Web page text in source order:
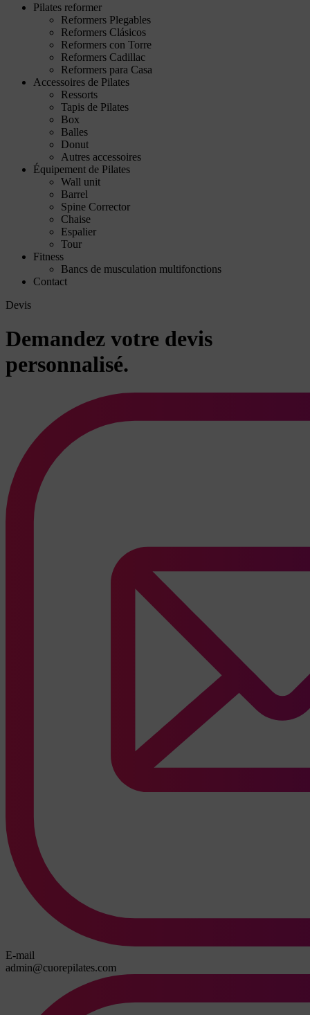
Pilates reformer
Reformers Plegables
Reformers Clásicos
Reformers con Torre
Reformers Cadillac
Reformers para Casa
Accessoires de Pilates
Ressorts
Tapis de Pilates
Box
Balles
Donut
Autres accessoires
Équipement de Pilates
Wall unit
Barrel
Spine Corrector
Chaise
Espalier
Tour
Fitness
Bancs de musculation multifonctions
Contact
Devis
Demandez votre devis
personnalisé.
E-mail
admin@cuorepilates.com